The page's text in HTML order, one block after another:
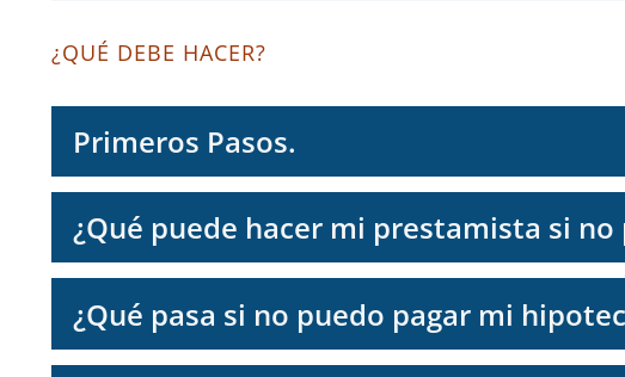
¿QUÉ DEBE HACER?
Primeros Pasos.
¿Qué puede hacer mi prestamista si
¿Qué pasa si no puedo pagar mi